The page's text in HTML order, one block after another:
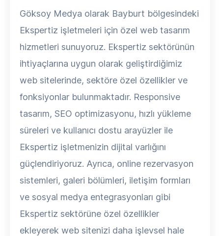
Göksoy Medya olarak Bayburt bölgesindeki
Ekspertiz işletmeleri için özel web tasarım
hizmetleri sunuyoruz. Ekspertiz sektörünün
ihtiyaçlarına uygun olarak geliştirdiğimiz
web sitelerinde, sektöre özel özellikler ve
fonksiyonlar bulunmaktadır. Responsive
tasarım, SEO optimizasyonu, hızlı yükleme
süreleri ve kullanıcı dostu arayüzler ile
Ekspertiz işletmenizin dijital varlığını
güçlendiriyoruz. Ayrıca, online rezervasyon
sistemleri, galeri bölümleri, iletişim formları
ve sosyal medya entegrasyonları gibi
Ekspertiz sektörüne özel özellikler
ekleyerek web sitenizi daha işlevsel hale